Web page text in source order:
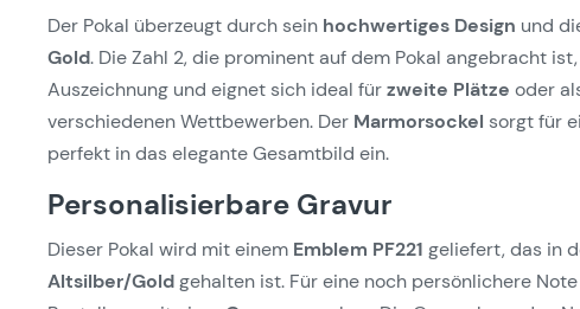
Der Pokal überzeugt durch sein hochwertiges Design und
Gold. Die Zahl 2, die prominent auf dem Pokal angebracht
Auszeichnung und eignet sich ideal fürzweite Plätze oder
verschiedenen Wettbewerben. Der Marmorsockel sorgt für
perfekt in das elegante Gesamtbild ein.
Personalisierbare Gravur
Dieser Pokal wird mit einem Emblem PF221 geliefert, das in
Altsilber/Goldgehalten ist. Für eine noch persönlichere